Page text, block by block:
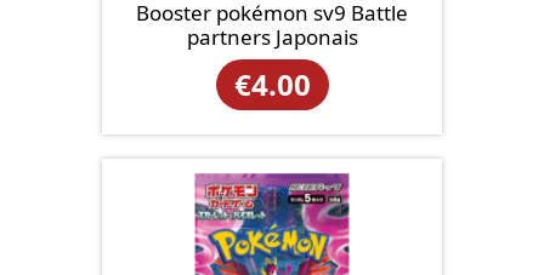
Booster pokémon sv9 Battle
partners Japonais
€4.00